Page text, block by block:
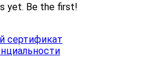
yet. Be the first!
сертификат